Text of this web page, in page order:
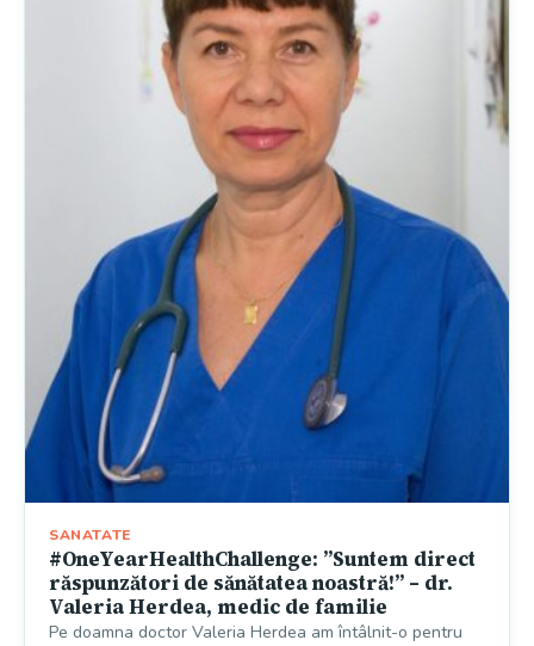
SANATATE
#OneYearHealthChallenge: ”Suntem direct
răspunzători de sănătatea noastră!” – dr.
Valeria Herdea, medic de familie
Pe doamna doctor Valeria Herdea am întâlnit-o pentru